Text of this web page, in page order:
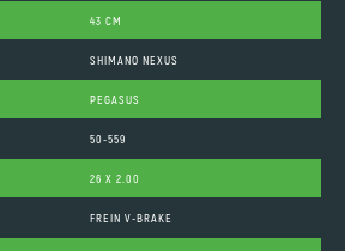
43 CM
SHIMANO NEXUS
PEGASUS
50-559
26 X 2.00
FREIN V-BRAKE